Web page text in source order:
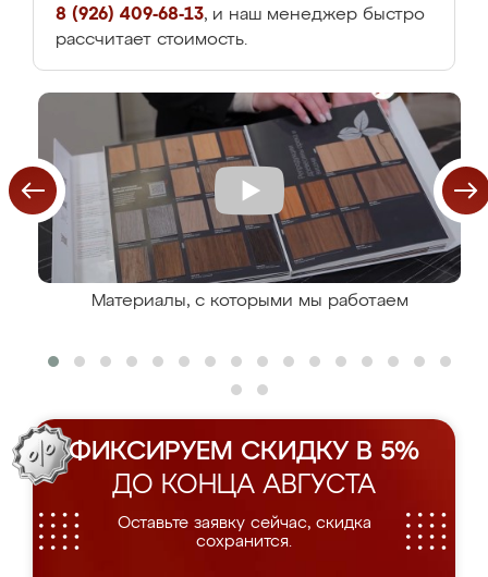
8 (926) 409-68-13, и наш менеджер быстро
рассчитает стоимость.
Материалы, с которыми мы работаем
ФИКСИРУЕМ СКИДКУ В 5%
ДО КОНЦА АВГУСТА
Оставьте заявку сейчас, скидка
сохранится.